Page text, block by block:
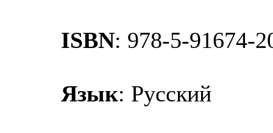
ISBN: 978-5-91674-
Язык: Русский